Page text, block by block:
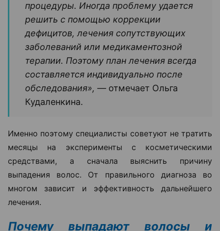
В такой ситуации даже качественный уход не
способен устранить основную причину проблемы.
Поэтому лечение обычно начинается не с
процедур, а с диагностики. На приеме специалист
оценивает состояние волос и кожи головы,
собирает анамнез, а при необходимости назначает